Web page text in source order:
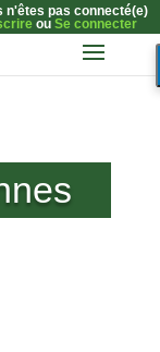
n'êtes pas connecté(e)
ou Se connecter